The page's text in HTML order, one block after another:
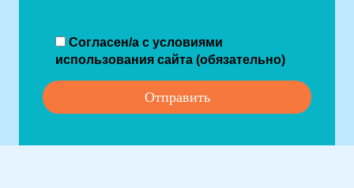
Согласен/а с условиями
использования сайта (обязательно)